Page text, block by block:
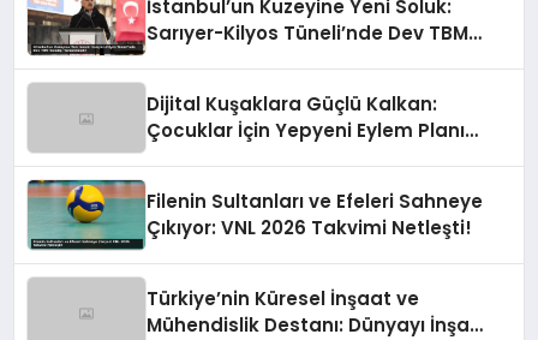
İstanbul’un Kuzeyine Yeni Soluk:
Sarıyer-Kilyos Tüneli’nde Dev TBM
Dijital Kuşaklara Güçlü Kalkan:
Çocuklar İçin Yepyeni Eylem Planı
Filenin Sultanları ve Efeleri Sahneye
Çıkıyor: VNL 2026 Takvimi Netleşti!
Türkiye’nin Küresel İnşaat ve
Mühendislik Destanı: Dünyayı İnşa